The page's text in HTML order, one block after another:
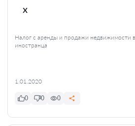
x
Налог с аренды и продажи недвижимости
иностранца
1.01.2020
0 0 0